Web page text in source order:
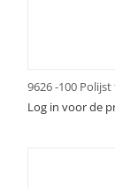
9626 -100
Log in voor de